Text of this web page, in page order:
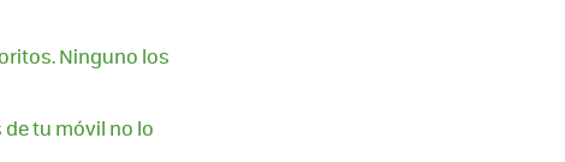
Ninguno los
tu móvil no lo